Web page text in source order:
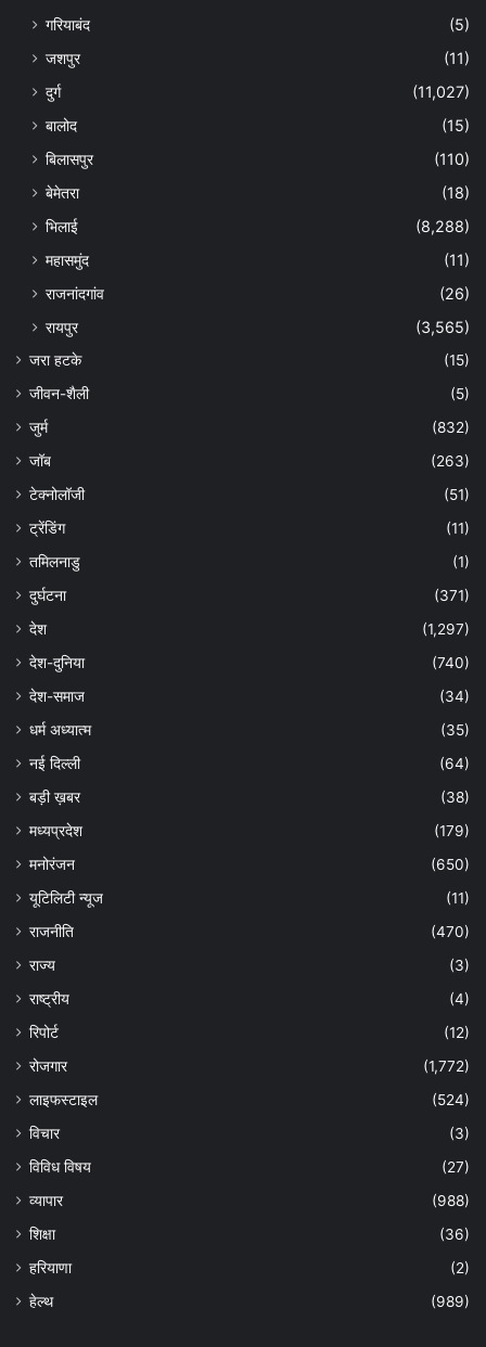
गरियाबंद
(5)
जशपुर
(11)
दुर्ग
(11,027)
बालोद
(15)
बिलासपुर
(110)
बेमेतरा
(18)
भिलाई
(8,288)
महासमुंद
(11)
राजनांदगांव
(26)
रायपुर
(3,565)
जरा हटके
(15)
जीवन-शैली
(5)
जुर्म
(832)
जॉब
(263)
टेक्नोलॉजी
(51)
ट्रेंडिंग
(11)
तमिलनाडु
(1)
दुर्घटना
(371)
देश
(1,297)
देश-दुनिया
(740)
देश-समाज
(34)
धर्म अध्यात्म
(35)
नई दिल्ली
(64)
बड़ी ख़बर
(38)
मध्यप्रदेश
(179)
मनोरंजन
(650)
यूटिलिटी न्यूज
(11)
राजनीति
(470)
राज्य
(3)
राष्ट्रीय
(4)
रिपोर्ट
(12)
रोजगार
(1,772)
लाइफस्टाइल
(524)
विचार
(3)
विविध विषय
(27)
व्यापार
(988)
शिक्षा
(36)
हरियाणा
(2)
हेल्‍थ
(989)